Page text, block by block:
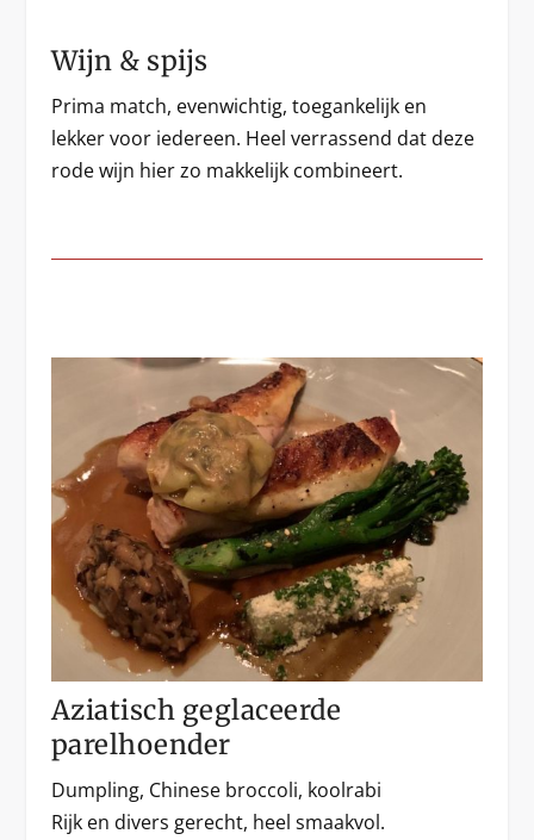
Wijn & spijs
Prima match, evenwichtig, toegankelijk en
lekker voor iedereen. Heel verrassend dat deze
rode wijn hier zo makkelijk combineert.
Aziatisch geglaceerde
parelhoender
Dumpling, Chinese broccoli, koolrabi
Rijk en divers gerecht, heel smaakvol.